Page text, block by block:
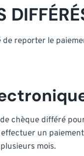
reporter le
chèque différé
un
mois.